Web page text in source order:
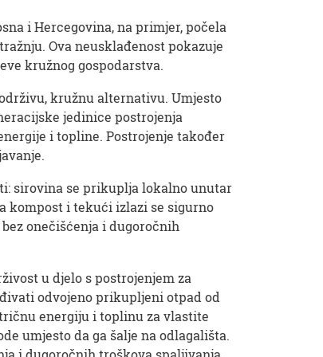
i Hercegovina, na primjer, počela
Ova neusklađenost pokazuje
kružnog gospodarstva.
kružnu alternativu. Umjesto
jedinice postrojenja
i topline. Postrojenje također
sirovina se prikuplja lokalno unutar
kompost i tekući izlazi se sigurno
onečišćenja i dugoročnih
u djelo s postrojenjem za
​​odvojeno prikupljeni otpad od
energiju i toplinu za vlastite
umjesto da ga šalje na odlagališta.